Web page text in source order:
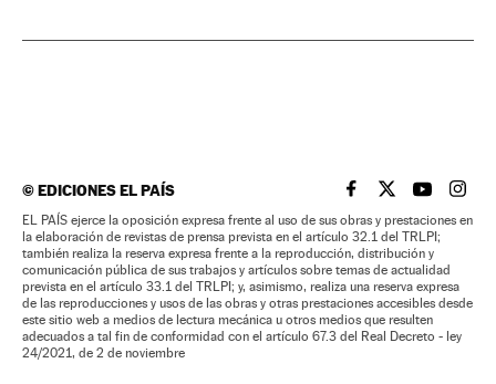
©EDICIONES EL PAÍS EL PAÍS BRASIL EN
EL PAÍSEL PAÍS
EL
EL PAÍS ejerce la oposición expresa frente al uso de sus obras y prestaciones en
la elaboración de revistas de prensa prevista en el artículo 32.1 del TRLPI;
también realiza la reserva expresa frente a la reproducción, distribución y
comunicación pública de sus trabajos y artículos sobre temas de actualidad
prevista en el artículo 33.1 del TRLPI; y, asimismo, realiza una reserva expresa
de las reproducciones y usos de las obras y otras prestaciones accesibles desde
este sitio web a medios de lectura mecánica u otros medios que resulten
adecuados a tal fin de conformidad con el artículo 67.3 del Real Decreto - ley
24/2021, de 2 de noviembre